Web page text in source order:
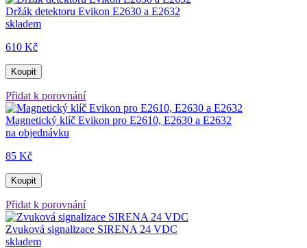
Držák detektoru Evikon E2630 a E2632
skladem
610 Kč
Koupit
Přidat k porovnání
Magnetický klíč Evikon pro E2610, E2630 a E2632
na objednávku
85 Kč
Koupit
Přidat k porovnání
Zvuková signalizace SIRENA 24 VDC
skladem